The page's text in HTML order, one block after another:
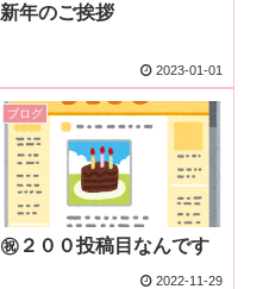
新年のご挨拶
2023-01-01
ブログ
㊗２００投稿目なんです
2022-11-29